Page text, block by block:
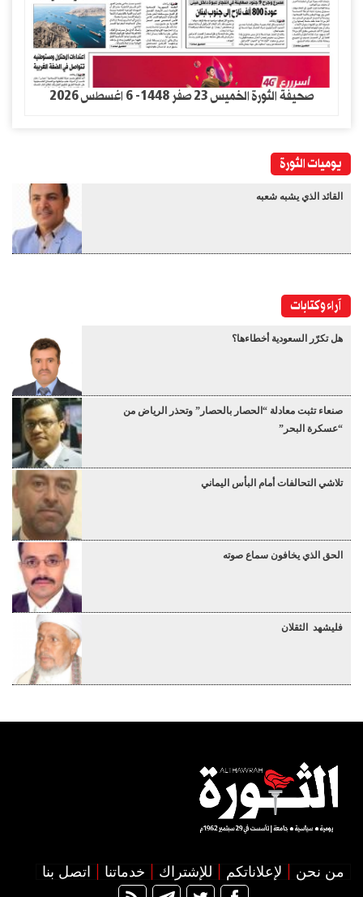
صحيفة الثورة الخميس 23 صفر 1448- 6 اغسطس 2026
يوميات الثورة
القائد الذي يشبه شعبه
آراء وكتابات
هل تكرّر السعودية أخطاءها؟
صنعاء تثبت معادلة “الحصار بالحصار” وتحذر الرياض من
“عسكرة البحر”
تلاشي التحالفات أمام البأس اليماني
الحق الذي يخافون سماع صوته
فليشهد الثقلان
من نحن لإعلاناتكم للإشتراك خدماتنا اتصل بنا